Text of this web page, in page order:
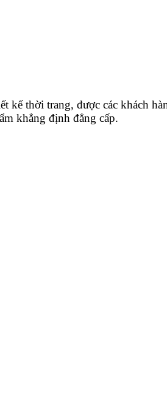
kế thời trang, được các khách
khẳng định đẳng cấp.